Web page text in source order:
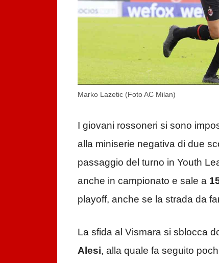
Marko Lazetic (Foto AC Milan)
I giovani rossoneri si sono
alla miniserie negativa di due
passaggio del turno in Youth
anche in campionato e sale a
playoff, anche se la strada da
La sfida al Vismara si sblocca
Alesi, alla quale fa seguito